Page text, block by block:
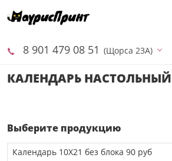
8 901 479 08 51 (Щорса 23А)
КАЛЕНДАРЬ
Выберите продукцию